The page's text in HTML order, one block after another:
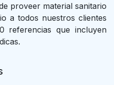
proveer material sanitario
a todos nuestros clientes
referencias que incluyen